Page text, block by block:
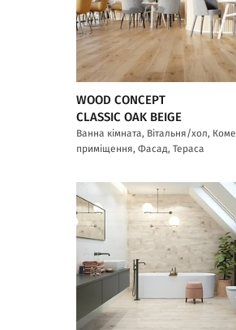
WOOD CONCEPT
CLASSIC OAK BEIGE
Ванна кімната, Вітальня/хол,
приміщення, Фасад, Тераса